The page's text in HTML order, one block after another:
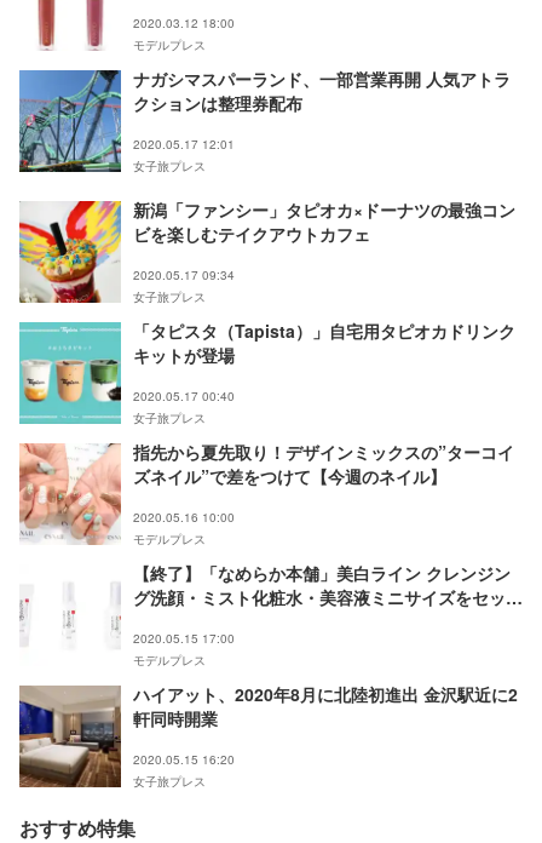
2020.03.12 18:00
モデルプレス
ナガシマスパーランド、一部営業再開 人気アトラ
クションは整理券配布
2020.05.17 12:01
女子旅プレス
新潟「ファンシー」タピオカ×ドーナツの最強コン
ビを楽しむテイクアウトカフェ
2020.05.17 09:34
女子旅プレス
「タピスタ（Tapista）」自宅用タピオカドリンク
キットが登場
2020.05.17 00:40
女子旅プレス
指先から夏先取り！デザインミックスの”ターコイ
ズネイル”で差をつけて【今週のネイル】
2020.05.16 10:00
モデルプレス
【終了】「なめらか本舗」美白ライン クレンジン
グ洗顔・ミスト化粧水・美容液ミニサイズをセット
2020.05.15 17:00
モデルプレス
ハイアット、2020年8月に北陸初進出 金沢駅近に2
軒同時開業
2020.05.15 16:20
女子旅プレス
おすすめ特集